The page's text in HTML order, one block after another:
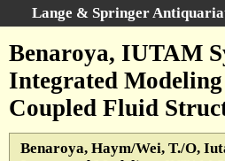
Lange & Springer
Erweiterte Suche
Kategorien
Schlagwörter
Benaroya, IUTAM
Integrated
Coupled Fluid
Benaroya, Haym/Wei, T./O,